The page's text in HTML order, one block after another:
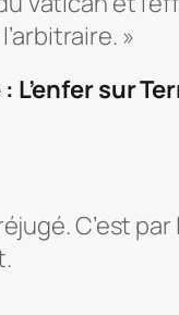
»
L’enfer sur
C’est